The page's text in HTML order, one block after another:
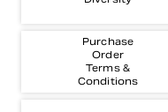
Purchase
Order
Terms &
Conditions